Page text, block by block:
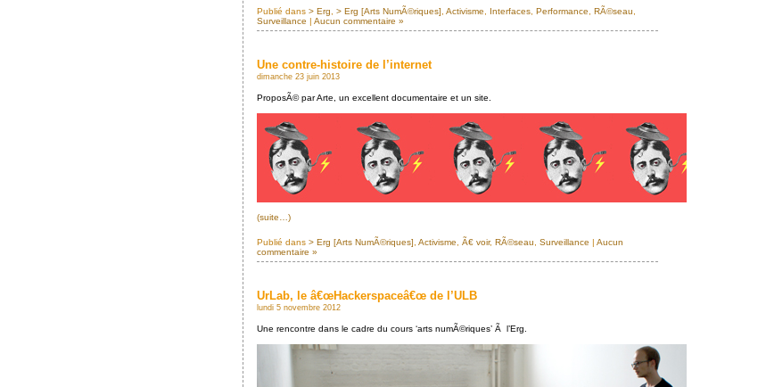
Publié dans > Erg > Erg [Arts NumÃ©riques] Activisme Interfaces Performance RÃ©seau
Surveillance | Aucun commentaire »
Une contre-histoire de l’internet
dimanche 23 juin 2013
ProposÃ© par Arte, un excellent documentaire et un site.
(suite…)
Publié dans > Erg [Arts NumÃ©riques] Activisme Ã€ voir, RÃ©seau Surveillance | Aucun
commentaire »
UrLab, le â€œHackerspaceâ€œ de l’ULB
lundi 5 novembre 2012
Une rencontre dans le cadre du cours ‘arts numÃ©riques’ Ã l’Erg.